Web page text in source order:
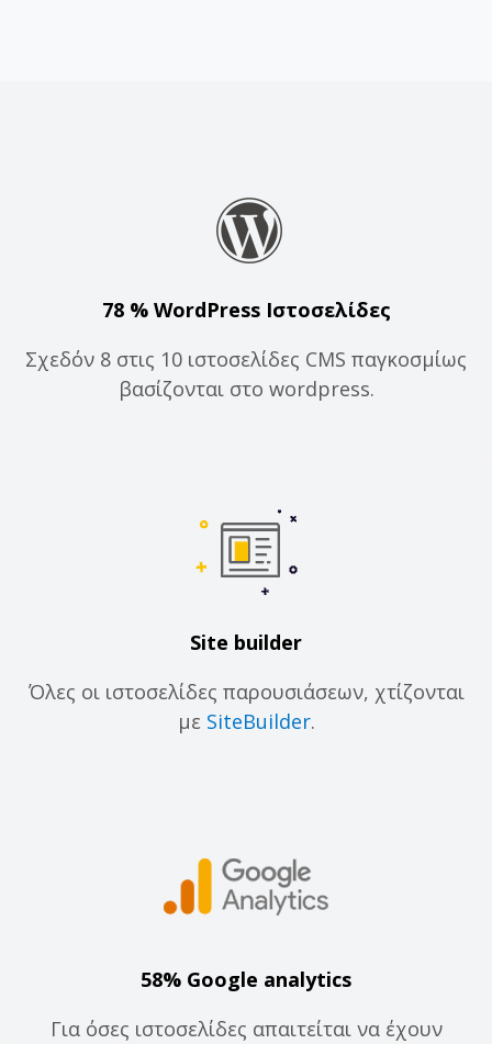
78 % WordPress Ιστοσελίδες
Σχεδόν 8 στις 10 ιστοσελίδες CMS παγκοσμίως
βασίζονται στο wordpress.
Site builder
Όλες οι ιστοσελίδες παρουσιάσεων, χτίζονται
με SiteBuilder.
58% Google analytics
Για όσες ιστοσελίδες απαιτείται να έχουν